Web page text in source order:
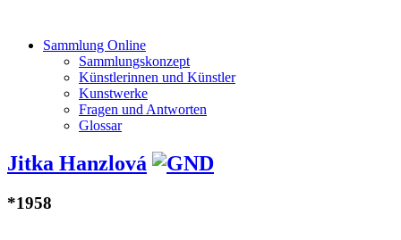
Sammlung Online
Sammlungskonzept
Künstlerinnen und Künstler
Kunstwerke
Fragen und Antworten
Glossar
Jitka Hanzlová
*1958